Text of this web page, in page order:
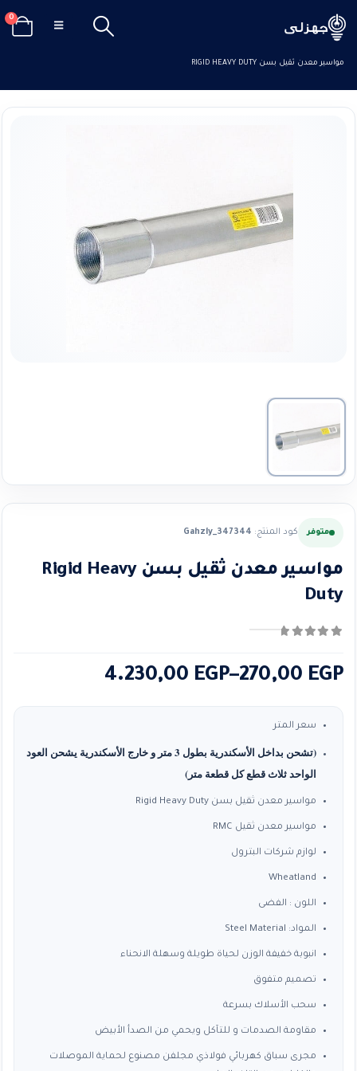
0
الرئيسيه تسوق
مواسير معدن ثقيل بسن RIGID HEAVY DUTY
متوفر كود المنتج: Gahzly_347344
مواسير معدن ثقيل بسن Rigid Heavy
Duty
270,00 EGP
–
4.230,00 EGP
نطاق
من
⁦270,00 EGP⁩
خلال
سعر المتر
(تشحن بداخل الأسكندرية بطول 3 متر و خارج الأسكندرية يشحن العود
الواحد ثلاث قطع كل قطعة متر)
مواسير معدن ثقيل بسن Rigid Heavy Duty
مواسير معدن ثقيل RMC
لوازم شركات البترول
Wheatland
اللون : الفضى
المواد: Steel Material
انبوبة خفيفة الوزن لحياة طويلة وسهلة الانحناء
تصميم متفوق
سحب الأسلاك بسرعة
مقاومة الصدمات و للتآكل ويحمي من الصدأ الأبيض
مجرى سباق كهربائي فولاذي مجلفن مصنوع لحماية الموصلات